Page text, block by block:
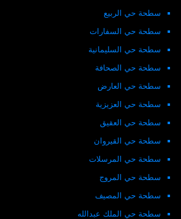
سطحة حي الربيع
سطحة حي السفارات
سطحة حي السليمانية
سطحة حي الصحافة
سطحة حي العارض
سطحة حي العزيزية
سطحة حي العقيق
سطحة حي القيروان
سطحة حي المرسلات
سطحة حي المروج
سطحة حي المصيف
سطحة حي الملك عبدالله